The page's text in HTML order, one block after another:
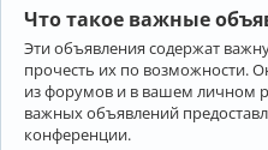
Что такое важные
Эти объявления содержат
прочесть их по возможности.
из форумов и в вашем личном
важных объявлений
конференции.